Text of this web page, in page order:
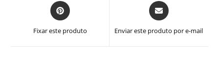
Abre
em
nova
Fixar este produto
Abre
em
nova
Enviar este produto por e-mail